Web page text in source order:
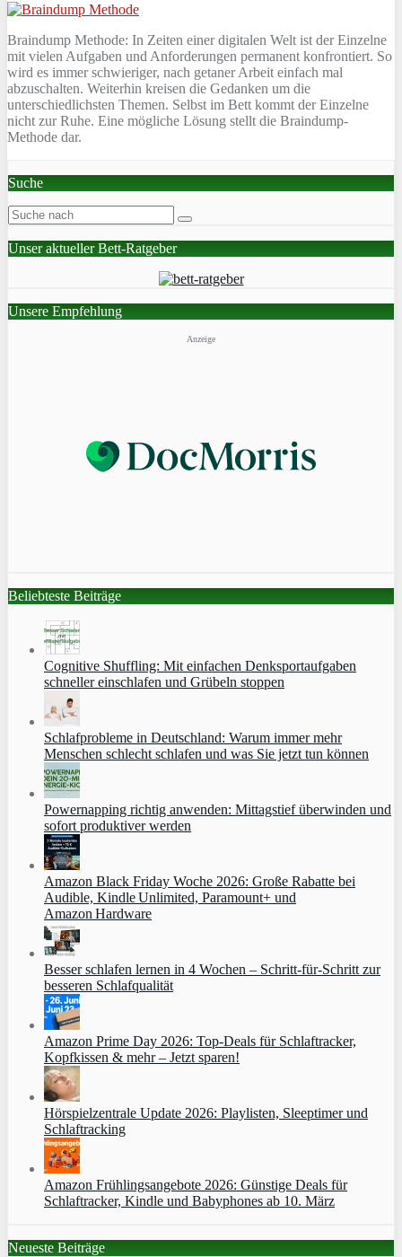
Braindump Methode: In Zeiten einer digitalen Welt ist der Einzelne
mit vielen Aufgaben und Anforderungen permanent konfrontiert. So
wird es immer schwieriger, nach getaner Arbeit einfach mal
abzuschalten. Weiterhin kreisen die Gedanken um die
unterschiedlichsten Themen. Selbst im Bett kommt der Einzelne
nicht zur Ruhe. Eine mögliche Lösung stellt die Braindump-
Methode dar.
Suche
Unser aktueller Bett-Ratgeber
Unsere Empfehlung
Anzeige
Beliebteste Beiträge
Cognitive Shuffling: Mit einfachen Denksportaufgaben
schneller einschlafen und Grübeln stoppen
Schlafprobleme in Deutschland: Warum immer mehr
Menschen schlecht schlafen und was Sie jetzt tun können
Powernapping richtig anwenden: Mittagstief überwinden und
sofort produktiver werden
Amazon Black Friday Woche 2026: Große Rabatte bei
Audible, Kindle Unlimited, Paramount+ und
Amazon Hardware
Besser schlafen lernen in 4 Wochen – Schritt‑für‑Schritt zur
besseren Schlafqualität
Amazon Prime Day 2026: Top-Deals für Schlaftracker,
Kopfkissen & mehr – Jetzt sparen!
Hörspielzentrale Update 2026: Playlisten, Sleeptimer und
Schlaftracking
Amazon Frühlingsangebote 2026: Günstige Deals für
Schlaftracker, Kindle und Babyphones ab 10. März
Neueste Beiträge